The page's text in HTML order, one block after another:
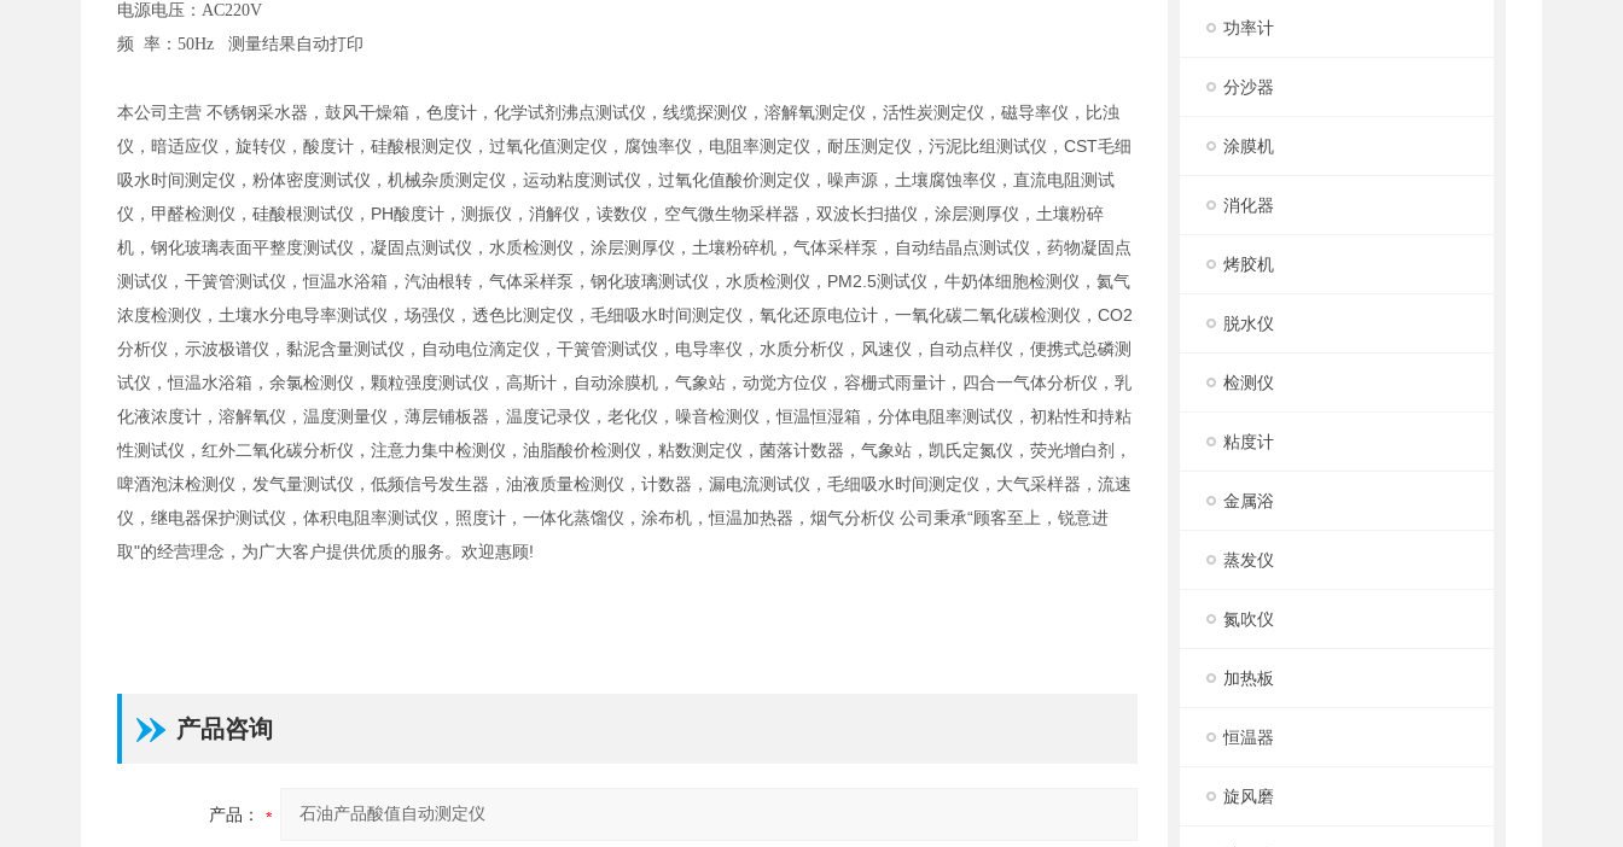
功率计
分沙器
涂膜机
消化器
烤胶机
脱水仪
检测仪
粘度计
金属浴
蒸发仪
氮吹仪
加热板
恒温器
旋风磨
电源电压：AC220V
频 率：50Hz 测量结果自动打印
本公司主营 不锈钢采水器，鼓风干燥箱，色度计，化学试剂沸点测试仪，线缆探测仪，溶解氧测定仪，活性炭测定仪，磁导率仪，比浊
仪，暗适应仪，旋转仪，酸度计，硅酸根测定仪，过氧化值测定仪，腐蚀率仪，电阻率测定仪，耐压测定仪，污泥比组测试仪，CST毛细
吸水时间测定仪，粉体密度测试仪，机械杂质测定仪，运动粘度测试仪，过氧化值酸价测定仪，噪声源，土壤腐蚀率仪，直流电阻测试
仪，甲醛检测仪，硅酸根测试仪，PH酸度计，测振仪，消解仪，读数仪，空气微生物采样器，双波长扫描仪，涂层测厚仪，土壤粉碎
机，钢化玻璃表面平整度测试仪，凝固点测试仪，水质检测仪，涂层测厚仪，土壤粉碎机，气体采样泵，自动结晶点测试仪，药物凝固点
测试仪，干簧管测试仪，恒温水浴箱，汽油根转，气体采样泵，钢化玻璃测试仪，水质检测仪，PM2.5测试仪，牛奶体细胞检测仪，氦气
浓度检测仪，土壤水分电导率测试仪，场强仪，透色比测定仪，毛细吸水时间测定仪，氧化还原电位计，一氧化碳二氧化碳检测仪，CO2
分析仪，示波极谱仪，黏泥含量测试仪，自动电位滴定仪，干簧管测试仪，电导率仪，水质分析仪，风速仪，自动点样仪，便携式总磷测
试仪，恒温水浴箱，余氯检测仪，颗粒强度测试仪，高斯计，自动涂膜机，气象站，动觉方位仪，容栅式雨量计，四合一气体分析仪，乳
化液浓度计，溶解氧仪，温度测量仪，薄层铺板器，温度记录仪，老化仪，噪音检测仪，恒温恒湿箱，分体电阻率测试仪，初粘性和持粘
性测试仪，红外二氧化碳分析仪，注意力集中检测仪，油脂酸价检测仪，粘数测定仪，菌落计数器，气象站，凯氏定氮仪，荧光增白剂，
啤酒泡沫检测仪，发气量测试仪，低频信号发生器，油液质量检测仪，计数器，漏电流测试仪，毛细吸水时间测定仪，大气采样器，流速
仪，继电器保护测试仪，体积电阻率测试仪，照度计，一体化蒸馏仪，涂布机，恒温加热器，烟气分析仪 公司秉承“顾客至上，锐意进
取"的经营理念，为广大客户提供优质的服务。欢迎惠顾!
产品咨询
产品：